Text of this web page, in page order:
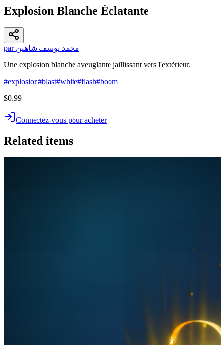
Explosion Blanche Éclatante
par محمد يوسف شاهين
Une explosion blanche aveuglante jaillissant vers l'extérieur.
#explosion#blast#white#flash#boom
$0.99
Connectez-vous pour acheter
Related items